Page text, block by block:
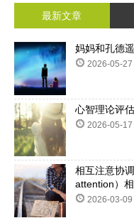
最新文章
妈妈和孔德
2026-05-27
心智理论评
2026-05-17
相互注意协
attention）相
2026-03-09